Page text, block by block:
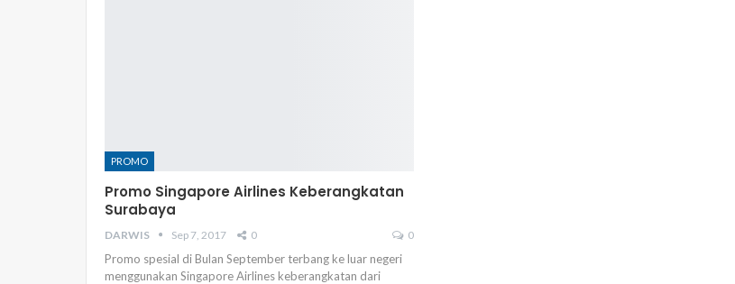
PROMO
Promo Singapore Airlines Keberangkatan
Surabaya
DARWIS Sep 7, 2017 0 0
Promo spesial di Bulan September terbang ke luar negeri
menggunakan Singapore Airlines keberangkatan dari